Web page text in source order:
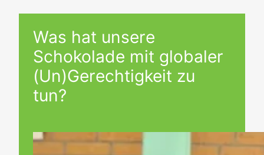
Was hat unsere
Schokolade mit globaler
(Un)Gerechtigkeit zu
tun?